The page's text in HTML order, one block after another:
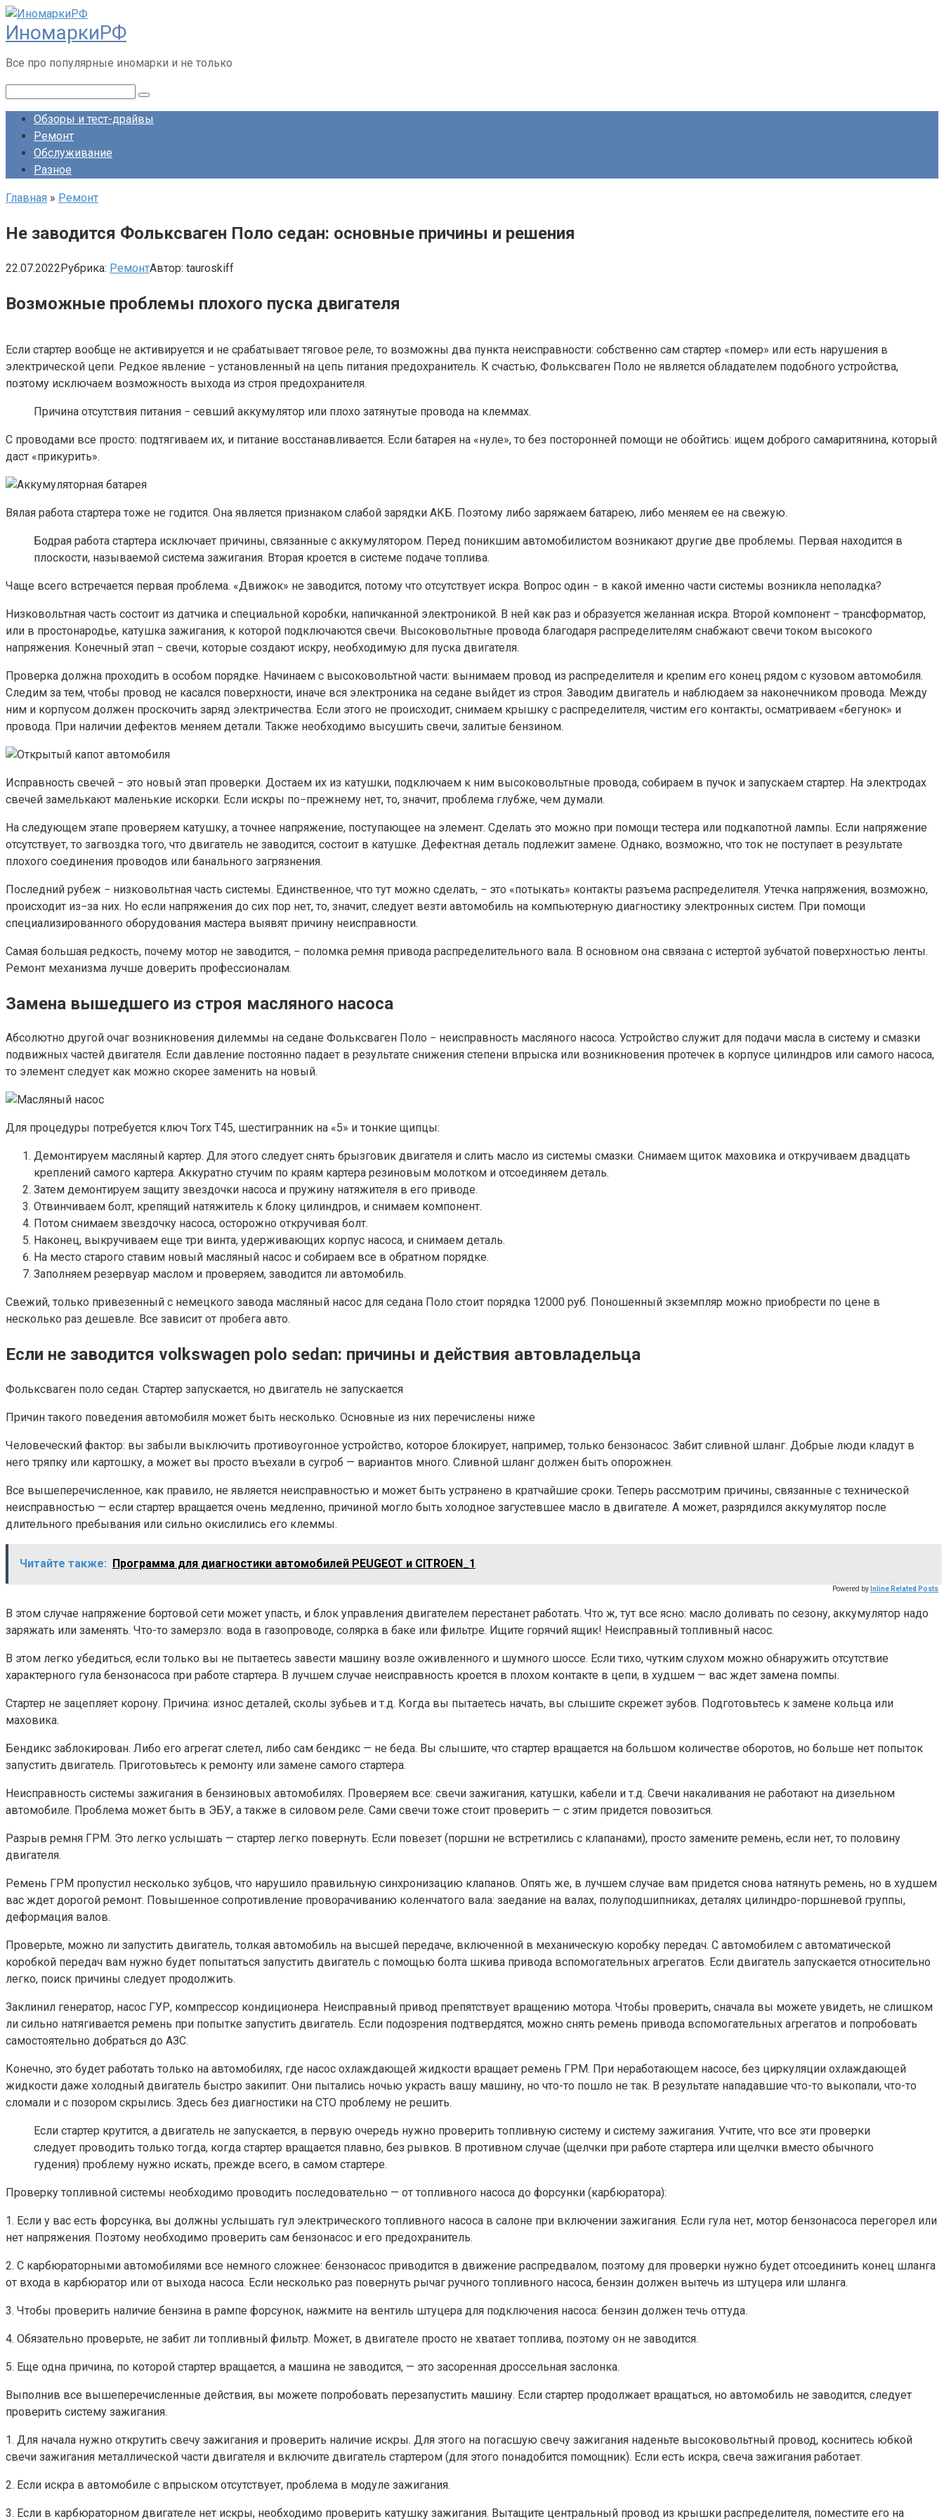
Перейти
к
контенту
ИномаркиРФ
Все про популярные иномарки и не только
Обзоры и тест-драйвы
Ремонт
Обслуживание
Разное
Главная » Ремонт
Не заводится Фольксваген Поло седан: основные причины и решения
22.07.2022Рубрика: РемонтАвтор: tauroskiff
Возможные проблемы плохого пуска двигателя
Если стартер вообще не активируется и не срабатывает тяговое реле, то возможны два пункта неисправности: собственно сам стартер «помер» или есть нарушения в
электрической цепи. Редкое явление − установленный на цепь питания предохранитель. К счастью, Фольксваген Поло не является обладателем подобного устройства,
поэтому исключаем возможность выхода из строя предохранителя.
Причина отсутствия питания − севший аккумулятор или плохо затянутые провода на клеммах.
С проводами все просто: подтягиваем их, и питание восстанавливается. Если батарея на «нуле», то без посторонней помощи не обойтись: ищем доброго самаритянина, который
даст «прикурить».
Вялая работа стартера тоже не годится. Она является признаком слабой зарядки АКБ. Поэтому либо заряжаем батарею, либо меняем ее на свежую.
Бодрая работа стартера исключает причины, связанные с аккумулятором. Перед поникшим автомобилистом возникают другие две проблемы. Первая находится в
плоскости, называемой система зажигания. Вторая кроется в системе подаче топлива.
Чаще всего встречается первая проблема. «Движок» не заводится, потому что отсутствует искра. Вопрос один − в какой именно части системы возникла неполадка?
Низковольтная часть состоит из датчика и специальной коробки, напичканной электроникой. В ней как раз и образуется желанная искра. Второй компонент − трансформатор,
или в простонародье, катушка зажигания, к которой подключаются свечи. Высоковольтные провода благодаря распределителям снабжают свечи током высокого
напряжения. Конечный этап − свечи, которые создают искру, необходимую для пуска двигателя.
Проверка должна проходить в особом порядке. Начинаем с высоковольтной части: вынимаем провод из распределителя и крепим его конец рядом с кузовом автомобиля.
Следим за тем, чтобы провод не касался поверхности, иначе вся электроника на седане выйдет из строя. Заводим двигатель и наблюдаем за наконечником провода. Между
ним и корпусом должен проскочить заряд электричества. Если этого не происходит, снимаем крышку с распределителя, чистим его контакты, осматриваем «бегунок» и
провода. При наличии дефектов меняем детали. Также необходимо высушить свечи, залитые бензином.
Исправность свечей − это новый этап проверки. Достаем их из катушки, подключаем к ним высоковольтные провода, собираем в пучок и запускаем стартер. На электродах
свечей замелькают маленькие искорки. Если искры по−прежнему нет, то, значит, проблема глубже, чем думали.
На следующем этапе проверяем катушку, а точнее напряжение, поступающее на элемент. Сделать это можно при помощи тестера или подкапотной лампы. Если напряжение
отсутствует, то загвоздка того, что двигатель не заводится, состоит в катушке. Дефектная деталь подлежит замене. Однако, возможно, что ток не поступает в результате
плохого соединения проводов или банального загрязнения.
Последний рубеж − низковольтная часть системы. Единственное, что тут можно сделать, − это «потыкать» контакты разъема распределителя. Утечка напряжения, возможно,
происходит из−за них. Но если напряжения до сих пор нет, то, значит, следует везти автомобиль на компьютерную диагностику электронных систем. При помощи
специализированного оборудования мастера выявят причину неисправности.
Самая большая редкость, почему мотор не заводится, − поломка ремня привода распределительного вала. В основном она связана с истертой зубчатой поверхностью ленты.
Ремонт механизма лучше доверить профессионалам.
Замена вышедшего из строя масляного насоса
Абсолютно другой очаг возникновения дилеммы на седане Фольксваген Поло − неисправность масляного насоса. Устройство служит для подачи масла в систему и смазки
подвижных частей двигателя. Если давление постоянно падает в результате снижения степени впрыска или возникновения протечек в корпусе цилиндров или самого насоса,
то элемент следует как можно скорее заменить на новый.
Для процедуры потребуется ключ Torx T45, шестигранник на «5» и тонкие щипцы:
Демонтируем масляный картер. Для этого следует снять брызговик двигателя и слить масло из системы смазки. Снимаем щиток маховика и откручиваем двадцать
креплений самого картера. Аккуратно стучим по краям картера резиновым молотком и отсоединяем деталь.
Затем демонтируем защиту звездочки насоса и пружину натяжителя в его приводе.
Отвинчиваем болт, крепящий натяжитель к блоку цилиндров, и снимаем компонент.
Потом снимаем звездочку насоса, осторожно откручивая болт.
Наконец, выкручиваем еще три винта, удерживающих корпус насоса, и снимаем деталь.
На место старого ставим новый масляный насос и собираем все в обратном порядке.
Заполняем резервуар маслом и проверяем, заводится ли автомобиль.
Свежий, только привезенный с немецкого завода масляный насос для седана Поло стоит порядка 12000 руб. Поношенный экземпляр можно приобрести по цене в
несколько раз дешевле. Все зависит от пробега авто.
Если не заводится volkswagen polo sedan: причины и действия автовладельца
Фольксваген поло седан. Стартер запускается, но двигатель не запускается
Причин такого поведения автомобиля может быть несколько. Основные из них перечислены ниже
Человеческий фактор: вы забыли выключить противоугонное устройство, которое блокирует, например, только бензонасос. Забит сливной шланг. Добрые люди кладут в
него тряпку или картошку, а может вы просто въехали в сугроб — вариантов много. Сливной шланг должен быть опорожнен.
Все вышеперечисленное, как правило, не является неисправностью и может быть устранено в кратчайшие сроки. Теперь рассмотрим причины, связанные с технической
неисправностью — если стартер вращается очень медленно, причиной могло быть холодное загустевшее масло в двигателе. А может, разрядился аккумулятор после
длительного пребывания или сильно окислились его клеммы.
Читайте также: Программа для диагностики автомобилей PEUGEOT и CITROEN_1
Powered by Inline Related Posts
В этом случае напряжение бортовой сети может упасть, и блок управления двигателем перестанет работать. Что ж, тут все ясно: масло доливать по сезону, аккумулятор надо
заряжать или заменять. Что-то замерзло: вода в газопроводе, солярка в баке или фильтре. Ищите горячий ящик! Неисправный топливный насос.
В этом легко убедиться, если только вы не пытаетесь завести машину возле оживленного и шумного шоссе. Если тихо, чутким слухом можно обнаружить отсутствие
характерного гула бензонасоса при работе стартера. В лучшем случае неисправность кроется в плохом контакте в цепи, в худшем — вас ждет замена помпы.
Стартер не зацепляет корону. Причина: износ деталей, сколы зубьев и т.д. Когда вы пытаетесь начать, вы слышите скрежет зубов. Подготовьтесь к замене кольца или
маховика.
Бендикс заблокирован. Либо его агрегат слетел, либо сам бендикс — не беда. Вы слышите, что стартер вращается на большом количестве оборотов, но больше нет попыток
запустить двигатель. Приготовьтесь к ремонту или замене самого стартера.
Неисправность системы зажигания в бензиновых автомобилях. Проверяем все: свечи зажигания, катушки, кабели и т.д. Свечи накаливания не работают на дизельном
автомобиле. Проблема может быть в ЭБУ, а также в силовом реле. Сами свечи тоже стоит проверить — с этим придется повозиться.
Разрыв ремня ГРМ. Это легко услышать — стартер легко повернуть. Если повезет (поршни не встретились с клапанами), просто замените ремень, если нет, то половину
двигателя.
Ремень ГРМ пропустил несколько зубцов, что нарушило правильную синхронизацию клапанов. Опять же, в лучшем случае вам придется снова натянуть ремень, но в худшем
вас ждет дорогой ремонт. Повышенное сопротивление проворачиванию коленчатого вала: заедание на валах, полуподшипниках, деталях цилиндро-поршневой группы,
деформация валов.
Проверьте, можно ли запустить двигатель, толкая автомобиль на высшей передаче, включенной в механическую коробку передач. С автомобилем с автоматической
коробкой передач вам нужно будет попытаться запустить двигатель с помощью болта шкива привода вспомогательных агрегатов. Если двигатель запускается относительно
легко, поиск причины следует продолжить.
Заклинил генератор, насос ГУР, компрессор кондиционера. Неисправный привод препятствует вращению мотора. Чтобы проверить, сначала вы можете увидеть, не слишком
ли сильно натягивается ремень при попытке запустить двигатель. Если подозрения подтвердятся, можно снять ремень привода вспомогательных агрегатов и попробовать
самостоятельно добраться до АЗС.
Конечно, это будет работать только на автомобилях, где насос охлаждающей жидкости вращает ремень ГРМ. При неработающем насосе, без циркуляции охлаждающей
жидкости даже холодный двигатель быстро закипит. Они пытались ночью украсть вашу машину, но что-то пошло не так. В результате нападавшие что-то выкопали, что-то
сломали и с позором скрылись. Здесь без диагностики на СТО проблему не решить.
Если стартер крутится, а двигатель не запускается, в первую очередь нужно проверить топливную систему и систему зажигания. Учтите, что все эти проверки
следует проводить только тогда, когда стартер вращается плавно, без рывков. В противном случае (щелчки при работе стартера или щелчки вместо обычного
гудения) проблему нужно искать, прежде всего, в самом стартере.
Проверку топливной системы необходимо проводить последовательно — от топливного насоса до форсунки (карбюратора):
1. Если у вас есть форсунка, вы должны услышать гул электрического топливного насоса в салоне при включении зажигания. Если гула нет, мотор бензонасоса перегорел или
нет напряжения. Поэтому необходимо проверить сам бензонасос и его предохранитель.
2. С карбюраторными автомобилями все немного сложнее: бензонасос приводится в движение распредвалом, поэтому для проверки нужно будет отсоединить конец шланга
от входа в карбюратор или от выхода насоса. Если несколько раз повернуть рычаг ручного топливного насоса, бензин должен вытечь из штуцера или шланга.
3. Чтобы проверить наличие бензина в рампе форсунок, нажмите на вентиль штуцера для подключения насоса: бензин должен течь оттуда.
4. Обязательно проверьте, не забит ли топливный фильтр. Может, в двигателе просто не хватает топлива, поэтому он не заводится.
5. Еще одна причина, по которой стартер вращается, а машина не заводится, — это засоренная дроссельная заслонка.
Выполнив все вышеперечисленные действия, вы можете попробовать перезапустить машину. Если стартер продолжает вращаться, но автомобиль не заводится, следует
проверить систему зажигания.
1. Для начала нужно открутить свечу зажигания и проверить наличие искры. Для этого на погасшую свечу зажигания наденьте высоковольтный провод, коснитесь юбкой
свечи зажигания металлической части двигателя и включите двигатель стартером (для этого понадобится помощник). Если есть искра, свеча зажигания работает.
2. Если искра в автомобиле с впрыском отсутствует, проблема в модуле зажигания.
3. Если в карбюраторном двигателе нет искры, необходимо проверить катушку зажигания. Вытащите центральный провод из крышки распределителя, поместите его на